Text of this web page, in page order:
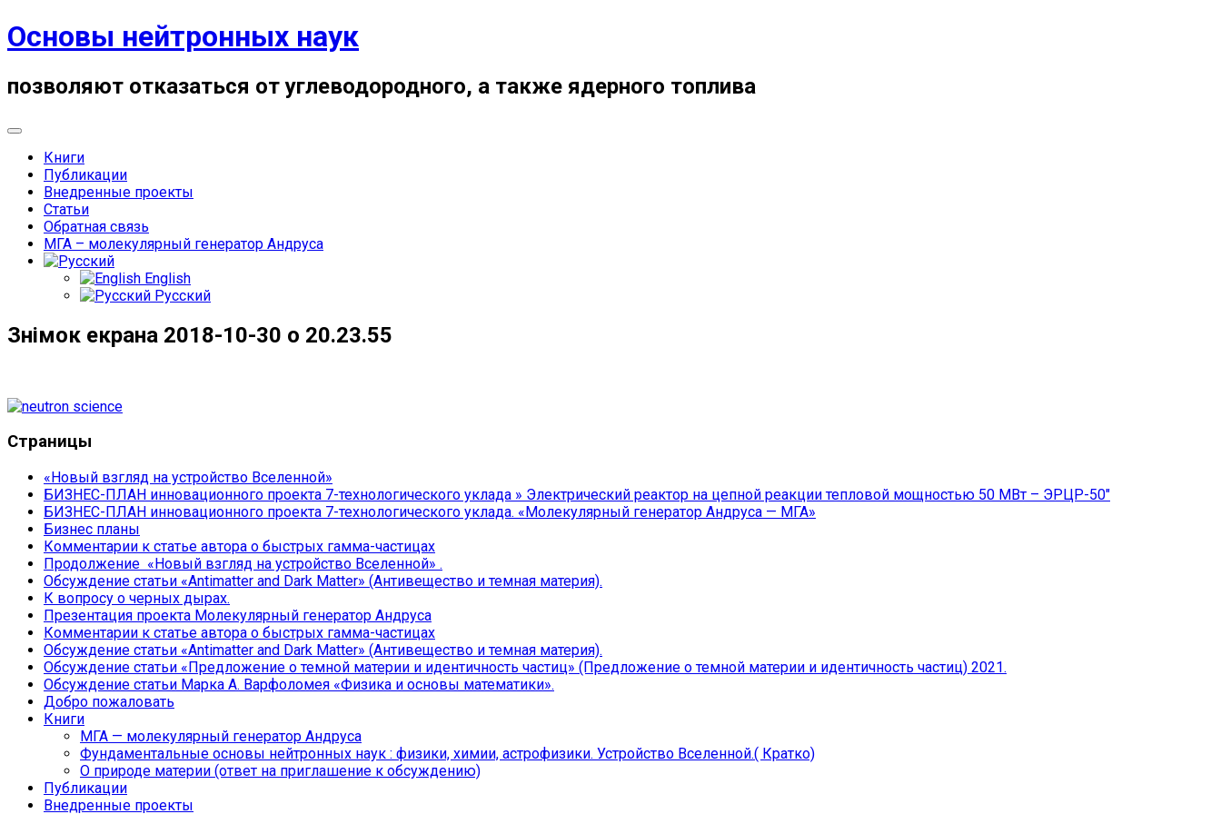
Skip
to
Основы нейтронных наук
позволяют отказаться от углеводородного, а также ядерного топлива
Книги
Публикации
Внедренные проекты
Статьи
Обратная связь
МГА – молекулярный генератор Андруса
English
Русский
Знімок екрана 2018-10-30 о 20.23.55
Страницы
«Новый взгляд на устройство Вселенной»
БИЗНЕС-ПЛАН инновационного проекта 7-технологического уклада » Электрический реактор на цепной реакции тепловой мощностью 50 МВт – ЭРЦР-50″
БИЗНЕС-ПЛАН инновационного проекта 7-технологического уклада. «Молекулярный генератор Андруса — МГА»
Бизнес планы
Комментарии к статье автора о быстрых гамма-частицах
Продолжение «Новый взгляд на устройство Вселенной» .
Обсуждение статьи «Antimatter and Dark Matter» (Антивещество и темная материя).
К вопросу о черных дырах.
Презентация проекта Молекулярный генератор Андруса
Комментарии к статье автора о быстрых гамма-частицах
Обсуждение статьи «Antimatter and Dark Matter» (Антивещество и темная материя).
Обсуждение статьи «Предложение о темной материи и идентичность частиц» (Предложение о темной материи и идентичность частиц) 2021.
Обсуждение статьи Марка А. Варфоломея «Физика и основы математики».
Добро пожаловать
Книги
МГА — молекулярный генератор Андруса
Фундаментальные основы нейтронных наук : физики, химии, астрофизики. Устройство Вселенной.( Кратко)
О природе материи (ответ на приглашение к обсуждению)
Публикации
Внедренные проекты